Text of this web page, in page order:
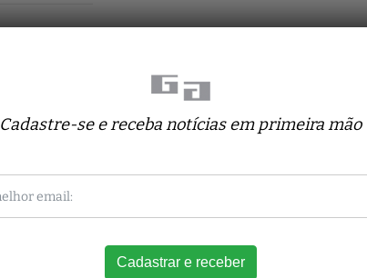
Cadastre-se e receba notícias em primeira mão